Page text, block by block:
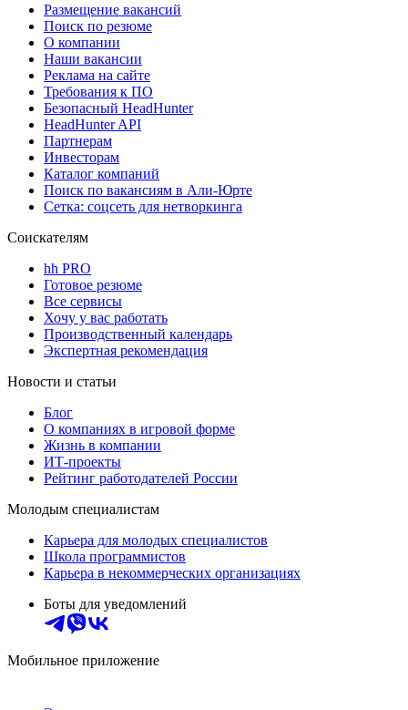
Размещение вакансий
Поиск по резюме
О компании
Наши вакансии
Реклама на сайте
Требования к ПО
Безопасный HeadHunter
HeadHunter API
Партнерам
Инвесторам
Каталог компаний
Поиск по вакансиям в Али-Юрте
Сетка: соцсеть для нетворкинга
Соискателям
hh PRO
Готовое резюме
Все сервисы
Хочу у вас работать
Производственный календарь
Экспертная рекомендация
Новости и статьи
Блог
О компаниях в игровой форме
Жизнь в компании
ИТ-проекты
Рейтинг работодателей России
Молодым специалистам
Карьера для молодых специалистов
Школа программистов
Карьера в некоммерческих организациях
Боты для уведомлений
Мобильное приложение